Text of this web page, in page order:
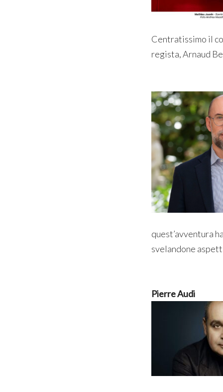
Centratissimo il
regista, Arnaud
quest’avventura
svelandone
Pierre Audi